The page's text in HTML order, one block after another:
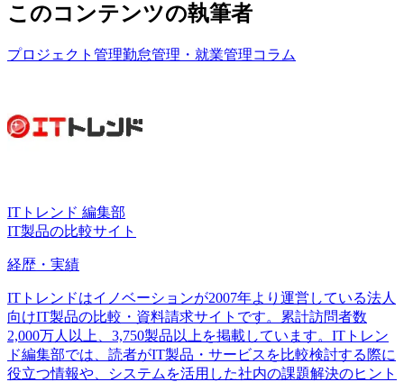
このコンテンツの執筆者
プロジェクト管理勤怠管理・就業管理コラム
ITトレンド 編集部
IT製品の比較サイト
経歴・実績
ITトレンドはイノベーションが2007年より運営している法人
向けIT製品の比較・資料請求サイトです。累計訪問者数
2,000万人以上、3,750製品以上を掲載しています。ITトレン
ド編集部では、読者がIT製品・サービスを比較検討する際に
役立つ情報や、システムを活用した社内の課題解決のヒント